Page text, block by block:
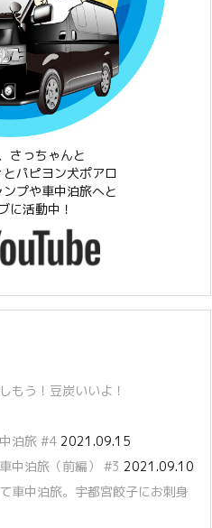
さっちゃんと
パピヨン犬ポアロ
プや車中泊旅へと
に活動中！
もう！豆炭いいよ！
泊旅 #4 2021.09.15
中泊旅（前編） #3 2021.09.10
車中泊旅。宇都宮餃子にお刺身